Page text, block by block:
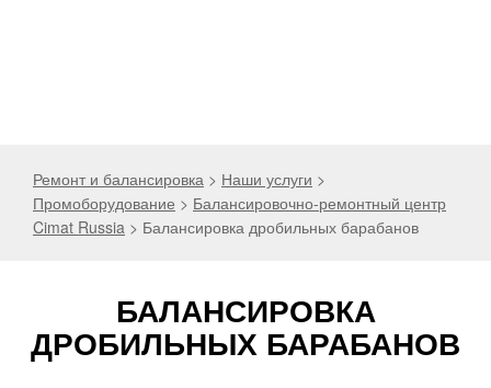
Ремонт и балансировка > Наши услуги >
Промоборудование > Балансировочно-ремонтный центр
Cimat Russia > Балансировка дробильных барабанов
БАЛАНСИРОВКА
ДРОБИЛЬНЫХ БАРАБАНОВ